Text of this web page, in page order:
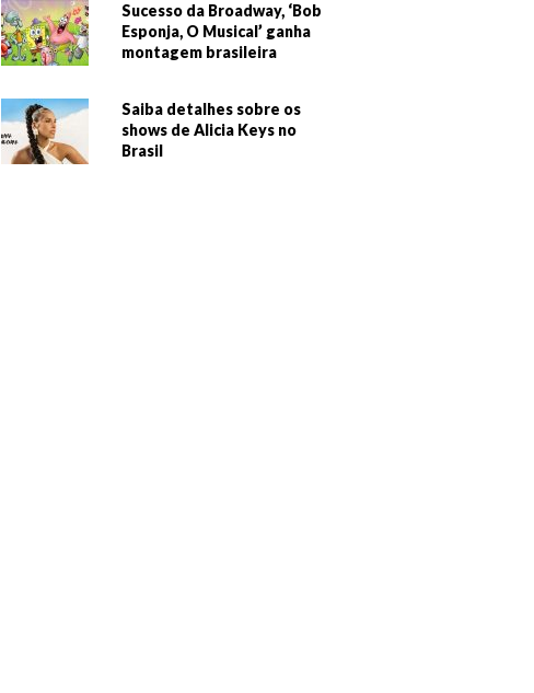
Sucesso da Broadway, ‘Bob
Esponja, O Musical’ ganha
montagem brasileira
Saiba detalhes sobre os
shows de Alicia Keys no
Brasil